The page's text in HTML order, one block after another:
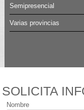
Semipresencial
Varias provincias
SOLICITA
Nombre